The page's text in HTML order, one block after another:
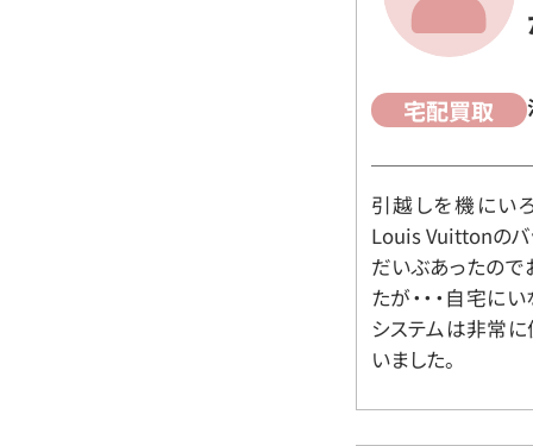
宅配買取
引越しを機にい
Louis Vuittonのバ
だいぶあったので
たが・・・自宅に
システムは非常に
いました。